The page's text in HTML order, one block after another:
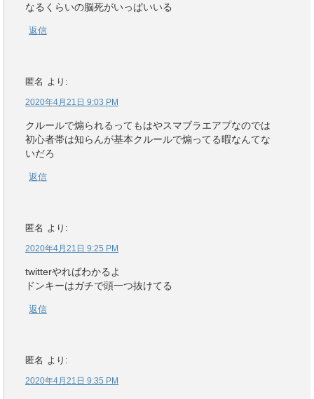
なるくらいの脳死がいっぱいいる
返信
匿名 より:
2020年4月21日 9:03 PM
クルールで煽られるってもはやスマブラエアプなのでは
初心者帯は知らんが基本クルールで煽ってる暇なんてな
いだろ
返信
匿名 より:
2020年4月21日 9:25 PM
twitterやればわかるよ
ドンキーはガチで頭一つ抜けてる
返信
匿名 より:
2020年4月21日 9:35 PM